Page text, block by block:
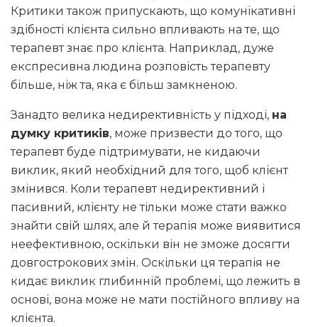
Критики також припускають, що комунікативні
здібності клієнта сильно впливають на те, що
терапевт знає про клієнта. Наприклад, дуже
експресивна людина розповість терапевту
більше, ніж та, яка є більш замкненою.
Занадто велика недирективність у підході, на
думку критиків, може призвести до того, що
терапевт буде підтримувати, не кидаючи
виклик, який необхідний для того, щоб клієнт
змінився. Коли терапевт недирективний і
пасивний, клієнту не тільки може стати важко
знайти свій шлях, але й терапія може виявитися
неефективною, оскільки він не зможе досягти
довгострокових змін. Оскільки ця терапія не
кидає виклик глибинній проблемі, що лежить в
основі, вона може не мати постійного впливу на
клієнта.